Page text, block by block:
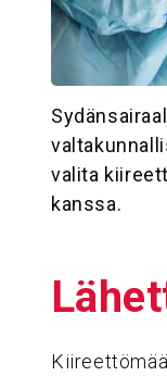
valita
kanssa.